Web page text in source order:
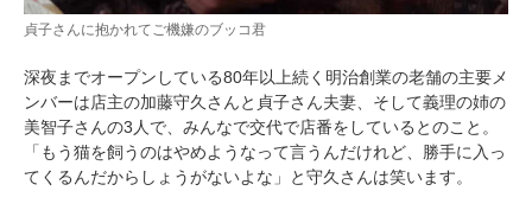
貞子さんに抱かれてご機嫌のブッコ君
深夜までオープンしている80年以上続く明治創業の老舗の主要メ
ンバーは店主の加藤守久さんと貞子さん夫妻、そして義理の姉の
美智子さんの3人で、みんなで交代で店番をしているとのこと。
「もう猫を飼うのはやめようなって言うんだけれど、勝手に入っ
てくるんだからしょうがないよな」と守久さんは笑います。